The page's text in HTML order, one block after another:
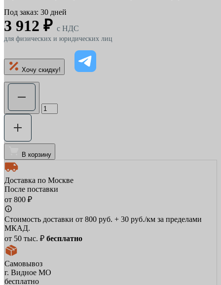
Под заказ: 30 дней
3 912 ₽ c НДС
для физических и юридических лиц
Хочу скидку!
В корзину
Доставка по Москве
После поставки
от 800 ₽
Стоимость доставки от 800 руб. + 30 руб./км за пределами
МКАД.
от 50 тыс. ₽ бесплатно
Самовывоз
г. Видное МО
бесплатно